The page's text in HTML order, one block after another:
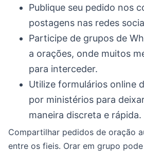
Publique seu pedido nos
postagens nas redes
Participe de grupos de
a orações, onde muitos
para interceder.
Utilize formulários online
por ministérios para
maneira discreta e rápida.
Compartilhar pedidos de oração
entre os fieis. Orar em grupo